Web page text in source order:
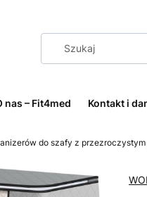
nas – Fit4med Kontakt i
do szafy z